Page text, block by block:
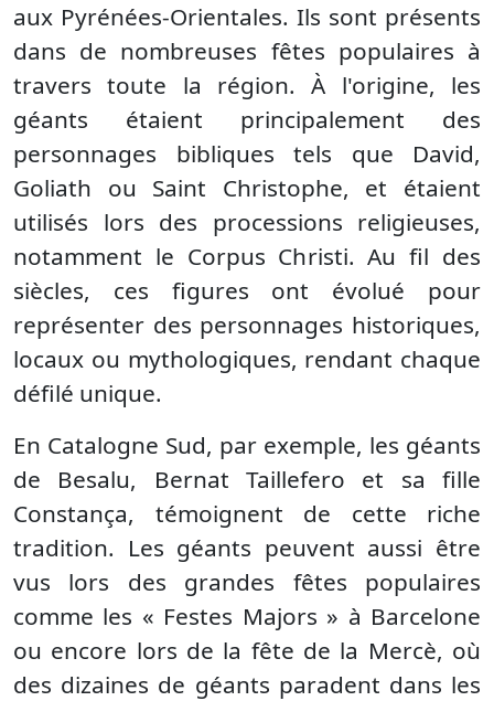
aux Pyrénées-Orientales. Ils sont présents
dans de nombreuses fêtes populaires à
travers toute la région. À l'origine, les
géants étaient principalement des
personnages bibliques tels que David,
Goliath ou Saint Christophe, et étaient
utilisés lors des processions religieuses,
notamment le Corpus Christi. Au fil des
siècles, ces figures ont évolué pour
représenter des personnages historiques,
locaux ou mythologiques, rendant chaque
défilé unique.
En Catalogne Sud, par exemple, les géants
de Besalu, Bernat Taillefero et sa fille
Constança, témoignent de cette riche
tradition. Les géants peuvent aussi être
vus lors des grandes fêtes populaires
comme les « Festes Majors » à Barcelone
ou encore lors de la fête de la Mercè, où
des dizaines de géants paradent dans les